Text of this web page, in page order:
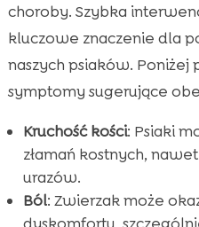
choroby. Szybka
kluczowe znaczenie dla
naszych psiaków. Poniżej
symptomy sugerujące
Kruchość kości: Psiaki
złamań kostnych,
urazów.
Ból: Zwierzak może